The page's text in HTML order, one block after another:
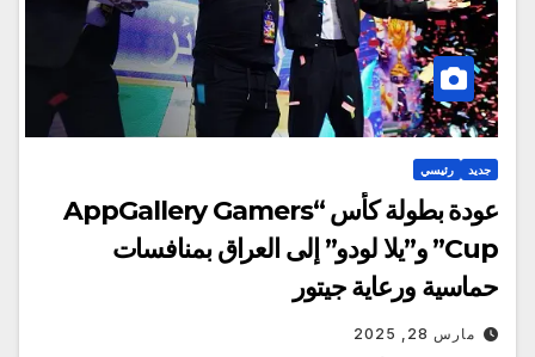
جديد رئيسي
عودة بطولة كأس “AppGallery Gamers
Cup” و”يلا لودو” إلى العراق بمنافسات
حماسية ورعاية جيتور
مارس 28, 2025